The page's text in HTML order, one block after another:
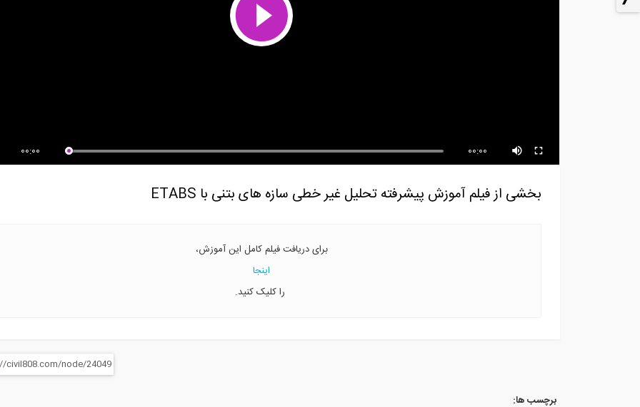
00:00 00:00
بخشی از فیلم آموزش پیشرفته تحلیل غیر خطی سازه های بتنی با ETABS
برای دریافت فیلم کامل این آموزش،
اینجا
را کلیک کنید.
برچسب ها: